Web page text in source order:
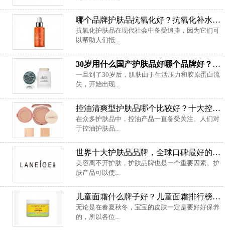
哪个品牌护肤品抗氧化好？抗氧化补水护肤品排行榜
抗氧化护肤品在现代社会中备受追捧，因为它们可
以帮助人们抵...
30岁用什么国产护肤品好哪个品牌好？30岁国产护肤品排行榜推荐
一旦到了30岁后，肌肤由于生活压力和胶原蛋白流
失，开始出现...
控油清爽型护肤品哪个比较好？十大控油清爽的化妆品
在众多护肤品中，控油产品一直备受关注。人们对
于控油护肤品...
世界十大护肤品品牌，全球口碑最好的护肤品
美容离不开护肤，护肤品牌也是一个重要因素。护
肤产品可以使...
儿童面霜什么牌子好？儿童面霜排行榜10强
无论是在春夏秋冬，宝宝的皮肤一定是要好好保养
的，所以各位...